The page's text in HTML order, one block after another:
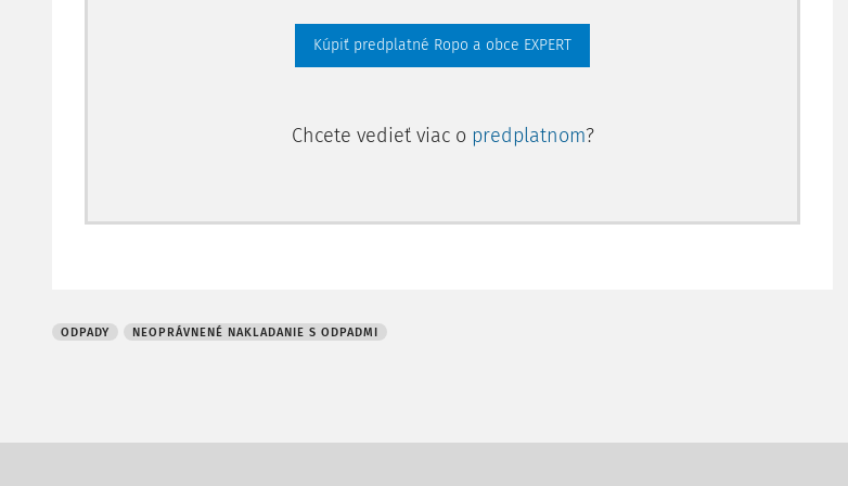
Kúpiť predplatné Ropo a obce EXPERT
Chcete vedieť viac o predplatnom?
ODPADY NEOPRÁVNENÉ NAKLADANIE S ODPADMI